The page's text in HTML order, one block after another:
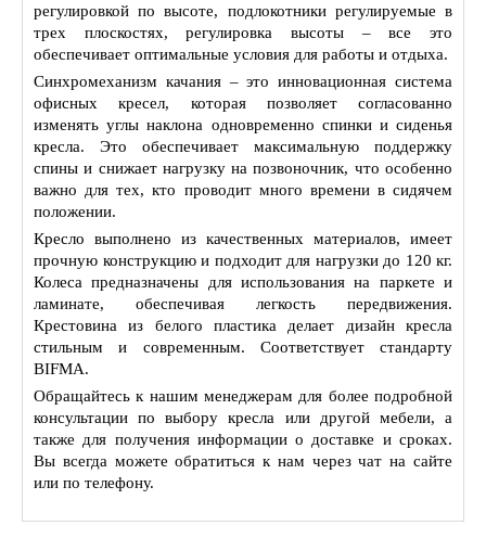
регулировкой по высоте, подлокотники регулируемые в
трех плоскостях, регулировка высоты – все это
обеспечивает оптимальные условия для работы и отдыха.
Синхромеханизм качания – это инновационная система
офисных кресел, которая позволяет согласованно
изменять углы наклона одновременно спинки и сиденья
кресла. Это обеспечивает максимальную поддержку
спины и снижает нагрузку на позвоночник, что особенно
важно для тех, кто проводит много времени в сидячем
положении.
Кресло выполнено из качественных материалов, имеет
прочную конструкцию и подходит для нагрузки до 120 кг.
Колеса предназначены для использования на паркете и
ламинате, обеспечивая легкость передвижения.
Крестовина из белого пластика делает дизайн кресла
стильным и современным. Соответствует стандарту
BIFMA.
Обращайтесь к нашим менеджерам для более подробной
консультации по выбору кресла или другой мебели, а
также для получения информации о доставке и сроках.
Вы всегда можете обратиться к нам через чат на сайте
или по телефону.